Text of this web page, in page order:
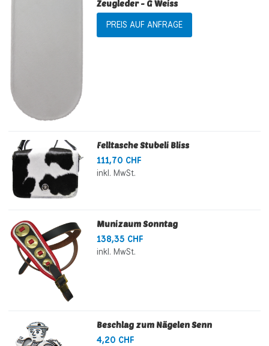
Zeugleder - G Weiss
PREIS AUF ANFRAGE
Felltasche Stubeli Bliss
111,70 CHF
inkl. MwSt.
Munizaum Sonntag
138,35 CHF
inkl. MwSt.
Beschlag zum Nägelen Senn
4,20 CHF